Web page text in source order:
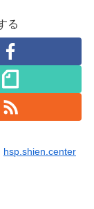
る
hsp.shien.center